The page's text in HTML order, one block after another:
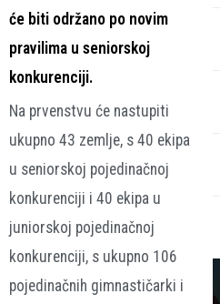
će biti održano po novim
pravilima u seniorskoj
konkurenciji.
Na prvenstvu će nastupiti
ukupno 43 zemlje, s 40 ekipa
u seniorskoj pojedinačnoj
konkurenciji i 40 ekipa u
juniorskoj pojedinačnoj
konkurenciji, s ukupno 106
pojedinačnih gimnastičarki i